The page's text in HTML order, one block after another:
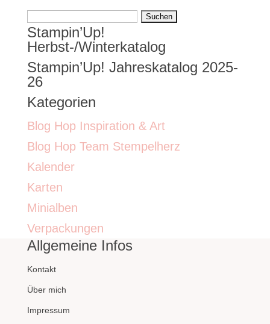
Suchen
nach:
Stampin’Up!
Herbst-/Winterkatalog
Stampin’Up! Jahreskatalog 2025-
26
Kategorien
Blog Hop Inspiration & Art
Blog Hop Team Stempelherz
Kalender
Karten
Minialben
Verpackungen
Allgemeine Infos
Kontakt
Über mich
Impressum